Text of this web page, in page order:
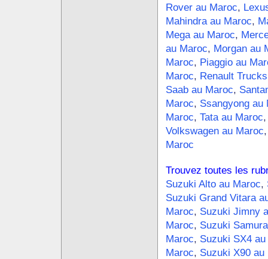
Rover au Maroc,
Mahindra au Maroc,
Mega au Maroc,
au Maroc, Morgan au
Maroc, Piaggio au
Maroc, Renault
Saab au Maroc,
Maroc, Ssangyong au
Maroc, Tata au Maroc
Volkswagen au Maroc
Maroc
Trouvez toutes les
Suzuki Alto au Maroc,
Suzuki Grand Vitara
Maroc, Suzuki Jimny
Maroc, Suzuki
Maroc, Suzuki SX4
Maroc, Suzuki X90 au